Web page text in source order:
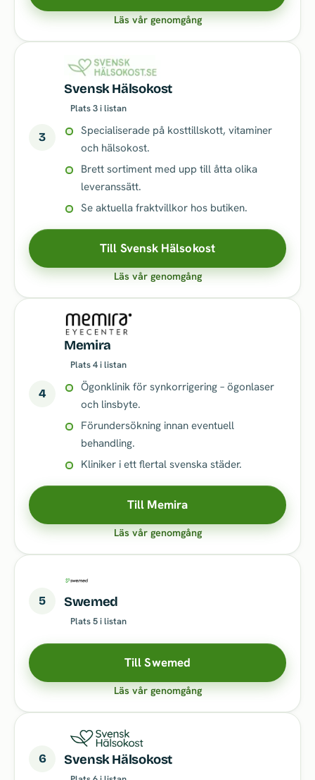
Läs vår genomgång
3
Svensk Hälsokost
Plats 3 i listan
Specialiserade på kosttillskott, vitaminer
och hälsokost.
Brett sortiment med upp till åtta olika
leveranssätt.
Se aktuella fraktvillkor hos butiken.
Till Svensk Hälsokost
Läs vår genomgång
4
Memira
Plats 4 i listan
Ögonklinik för synkorrigering – ögonlaser
och linsbyte.
Förundersökning innan eventuell
behandling.
Kliniker i ett flertal svenska städer.
Till Memira
Läs vår genomgång
5 Swemed
Plats 5 i listan
Till Swemed
Läs vår genomgång
6 Svensk Hälsokost